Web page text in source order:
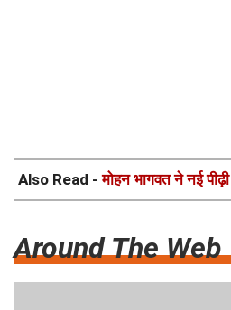
Also Read -मोहन भागवत ने नई
Around The Web